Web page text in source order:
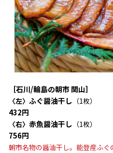
［石川/輪島の朝市 関山］
〈左〉 ふぐ醤油干し （1枚）
432円
〈右〉 赤魚醤油干し （1枚）
756円
朝市名物の醤油干し。能登産ふ